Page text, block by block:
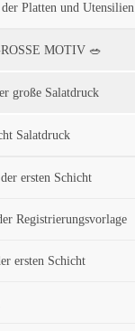
Platten und Utensilien
MOTIV 🥗
große Salatdruck
Salatdruck
ersten Schicht
Registrierungsvorlage
ersten Schicht